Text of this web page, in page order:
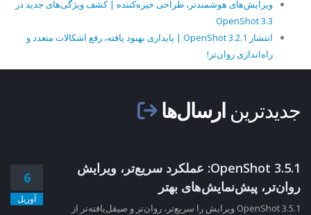
ویرایش‌های هوشمندتر، طراحی خیره‌کننده | کشف ویژگی‌های جدید در
OpenShot 3.3
انتشار OpenShot 3.2.1 | پایداری بهبود یافته، رفع اشکالات متعدد و
راه‌اندازی روان‌تر!
جدیدترین ارسال‌ها
6
آوریل
OpenShot 3.5.1: عملکرد سریع‌تر، ویرایش
روان‌تر، پیش‌نمایش‌های بهتر
OpenShot 3.5.1 ویرایش را سریع‌تر، روان‌تر و صیقل‌یافته‌تر از